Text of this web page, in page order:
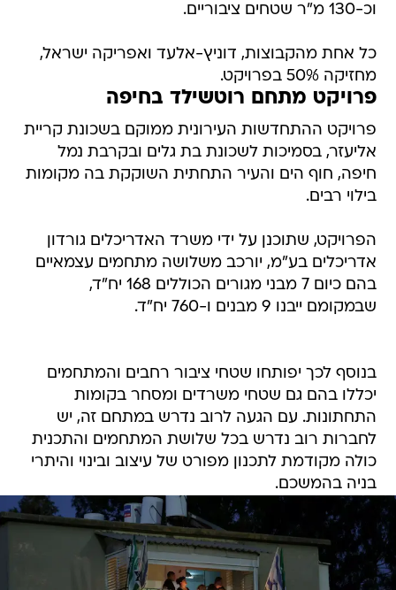
וכ-130 מ"ר שטחים ציבוריים.
כל אחת מהקבוצות, דוניץ-אלעד ואפריקה ישראל,
מחזיקה 50% בפרויקט.
פרויקט מתחם רוטשילד בחיפה
פרויקט ההתחדשות העירונית ממוקם בשכונת קריית
אליעזר, בסמיכות לשכונת בת גלים ובקרבת נמל
חיפה, חוף הים והעיר התחתית השוקקת בה מקומות
בילוי רבים.
הפרויקט, שתוכנן על ידי משרד האדריכלים גורדון
אדריכלים בע"מ, יורכב משלושה מתחמים עצמאיים
בהם כיום 7 מבני מגורים הכוללים 168 יח"ד,
שבמקומם ייבנו 9 מבנים ו-760 יח"ד.
בנוסף לכך יפותחו שטחי ציבור רחבים והמתחמים
יכללו בהם גם שטחי משרדים ומסחר בקומות
התחתונות. עם הגעה לרוב נדרש במתחם זה, יש
לחברות רוב נדרש בכל שלושת המתחמים והתכנית
כולה מקודמת לתכנון מפורט של עיצוב ובינוי והיתרי
בניה בהמשכם.